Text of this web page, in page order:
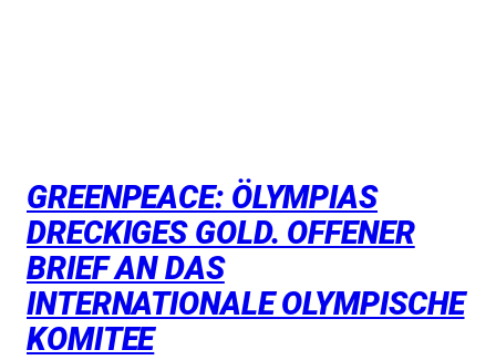
GREENPEACE: ÖLYMPIAS
DRECKIGES GOLD. OFFENER
BRIEF AN DAS
INTERNATIONALE OLYMPISCHE
KOMITEE